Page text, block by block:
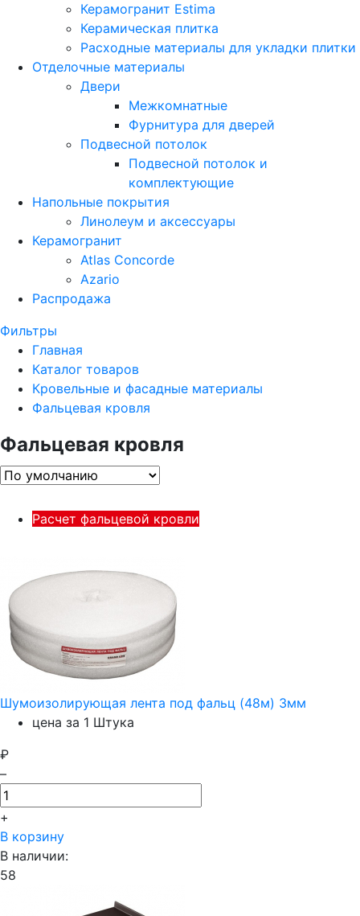
Керамогранит Estima
Керамическая плитка
Расходные материалы для укладки плитки
Отделочные материалы
Двери
Межкомнатные
Фурнитура для дверей
Подвесной потолок
Подвесной потолок и
комплектующие
Напольные покрытия
Линолеум и аксессуары
Керамогранит
Atlas Concorde
Azario
Распродажа
Фильтры
Главная
Каталог товаров
Кровельные и фасадные материалы
Фальцевая кровля
Фальцевая кровля
Расчет фальцевой кровли
Шумоизолирующая лента под фальц (48м) 3мм
цена за 1 Штука
₽
–
+
В корзину
В наличии:
58